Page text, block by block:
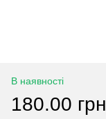
В наявності
180.00 грн